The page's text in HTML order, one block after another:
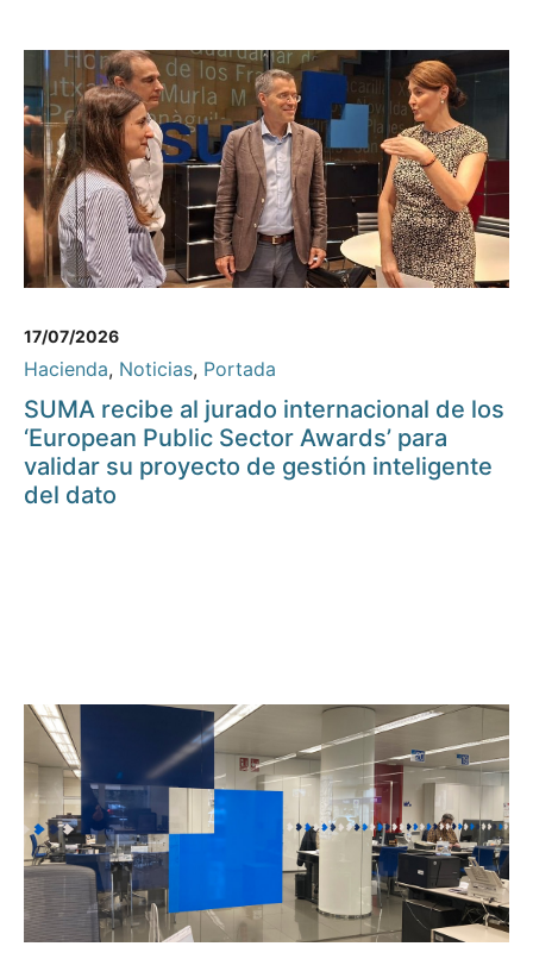
17/07/2026
Hacienda, Noticias, Portada
SUMA recibe al jurado internacional de los
‘European Public Sector Awards’ para
validar su proyecto de gestión inteligente
del dato